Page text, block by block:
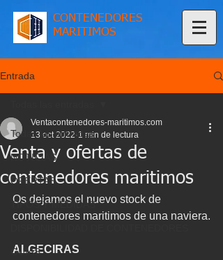
CONTENEDORES
MARITIMOS
Entrada
Todas las entradas
NOTICIAS
OFERTAS
TIPOS Y MEDIDAS
GUIAS
Venta y ofertas de
contenedores maritimos
Ventacontenedores-maritimos.com
13 oct 2022 1 min de lectura
Os dejamos el nuevo stock de
contenedores maritimos de una naviera.
ALGECIRAS